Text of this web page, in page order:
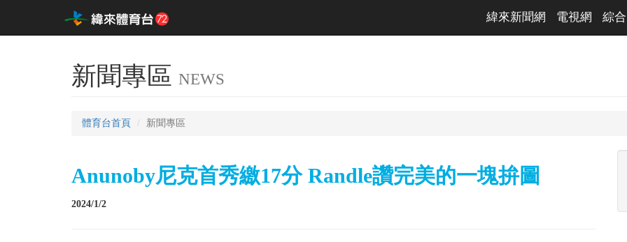
緯來新聞網 電視網 綜
新聞專區 NEWS
體育台首頁 新聞專區
Anunoby尼克首秀繳17分 Randle讚完美的一塊拚圖
2024/1/2